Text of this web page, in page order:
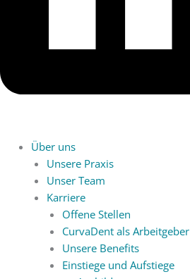
Über uns
Unsere Praxis
Unser Team
Karriere
Offene Stellen
CurvaDent als Arbeitgeber
Unsere Benefits
Einstiege und Aufstiege